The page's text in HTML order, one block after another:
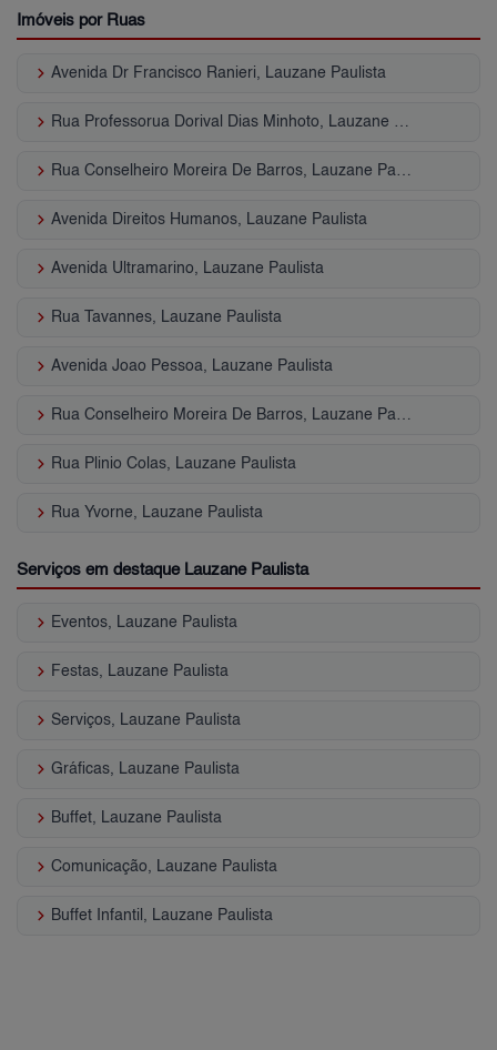
Imóveis por Ruas
keyboard_arrow_right Avenida Dr Francisco Ranieri, Lauzane Paulista
keyboard_arrow_right
keyboard_arrow_right
keyboard_arrow_right Avenida Direitos Humanos, Lauzane Paulista
keyboard_arrow_right Avenida Ultramarino, Lauzane Paulista
keyboard_arrow_right Rua Tavannes, Lauzane Paulista
keyboard_arrow_right Avenida Joao Pessoa, Lauzane Paulista
keyboard_arrow_right
keyboard_arrow_right Rua Plinio Colas, Lauzane Paulista
keyboard_arrow_right Rua Yvorne, Lauzane Paulista
Serviços em destaque Lauzane Paulista
keyboard_arrow_right Eventos, Lauzane Paulista
keyboard_arrow_right Festas, Lauzane Paulista
keyboard_arrow_right Serviços, Lauzane Paulista
keyboard_arrow_right Gráficas, Lauzane Paulista
keyboard_arrow_right Buffet, Lauzane Paulista
keyboard_arrow_right Comunicação, Lauzane Paulista
keyboard_arrow_right Buffet Infantil, Lauzane Paulista